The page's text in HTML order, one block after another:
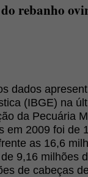
rebanho
dados
(IBGE) na
da Pecuária
em 2009 foi de
as 16,6
9,16 milhões
de cabeças